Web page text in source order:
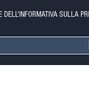
DELL'INFORMATIVA SULLA